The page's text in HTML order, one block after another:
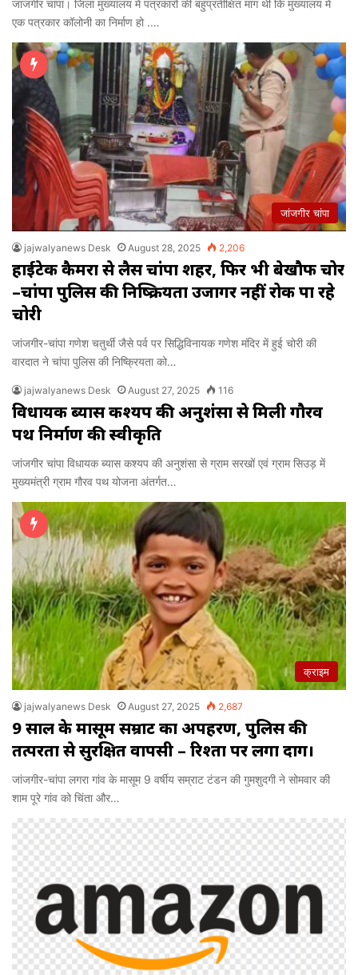
जांजगीर चांपा। जिला मुख्यालय में पत्रकारों की बहुप्रतीक्षित मांग थी कि मुख्यालय में
एक पत्रकार कॉलोनी का निर्माण हो .…
जांजगीर चांपा
jajwalyanews Desk August 28, 2025 2,206
हाईटेक कैमरों से लैस चांपा शहर, फिर भी बेखौफ चोर
–चांपा पुलिस की निष्क्रियता उजागर नहीं रोक पा रहे
चोरी
जांजगीर-चांपा गणेश चतुर्थी जैसे पर्व पर सिद्धिविनायक गणेश मंदिर में हुई चोरी की
वारदात ने चांपा पुलिस की निष्क्रियता को…
jajwalyanews Desk August 27, 2025 116
विधायक ब्यास कश्यप की अनुशंसा से मिली गौरव
पथ निर्माण की स्वीकृति
जांजगीर चांपा विधायक ब्यास कश्यप की अनुशंसा से ग्राम सरखों एवं ग्राम सिउड़ में
मुख्यमंत्री ग्राम गौरव पथ योजना अंतर्गत…
क्राइम
jajwalyanews Desk August 27, 2025 2,687
9 साल के मासूम सम्राट का अपहरण, पुलिस की
तत्परता से सुरक्षित वापसी – रिश्तों पर लगा दाग।
जांजगीर-चांपा लगरा गांव के मासूम 9 वर्षीय सम्राट टंडन की गुमशुदगी ने सोमवार की
शाम पूरे गांव को चिंता और…